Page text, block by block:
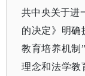
共中央关于进
的决定》明确
教育培养机制
理念和法学教